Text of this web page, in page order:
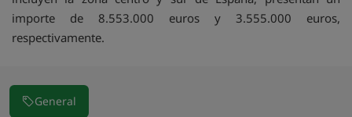
importe de 8.553.000 euros y 3.555.000 euros,
respectivamente.
General